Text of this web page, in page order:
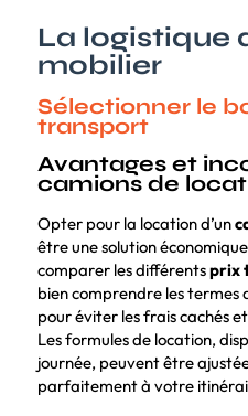
La logistique
mobilier
Sélectionner le
transport
Avantages et
camions de
Opter pour la location d’un
être une solution
comparer les différentsprix
bien comprendre les termes
pour éviter les frais cachés
Les formules de location,
journée, peuvent être
parfaitement à votre